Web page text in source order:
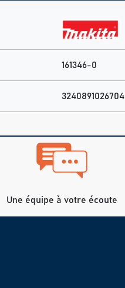
161346-0
3240891026704
Une équipe à votre écoute